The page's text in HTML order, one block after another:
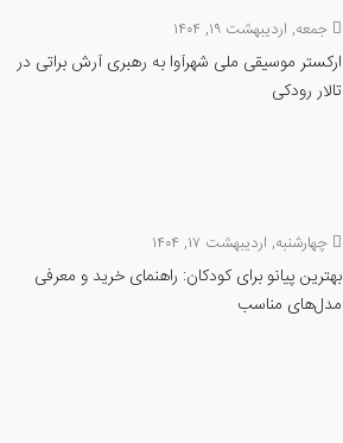
جمعه, اردیبهشت ۱۹, ۱۴۰۴
ارکستر موسیقی ملی شهرآوا به رهبری آرش براتی در
تالار رودکی
چهارشنبه, اردیبهشت ۱۷, ۱۴۰۴
بهترین پیانو برای کودکان: راهنمای خرید و معرفی
مدل‌های مناسب